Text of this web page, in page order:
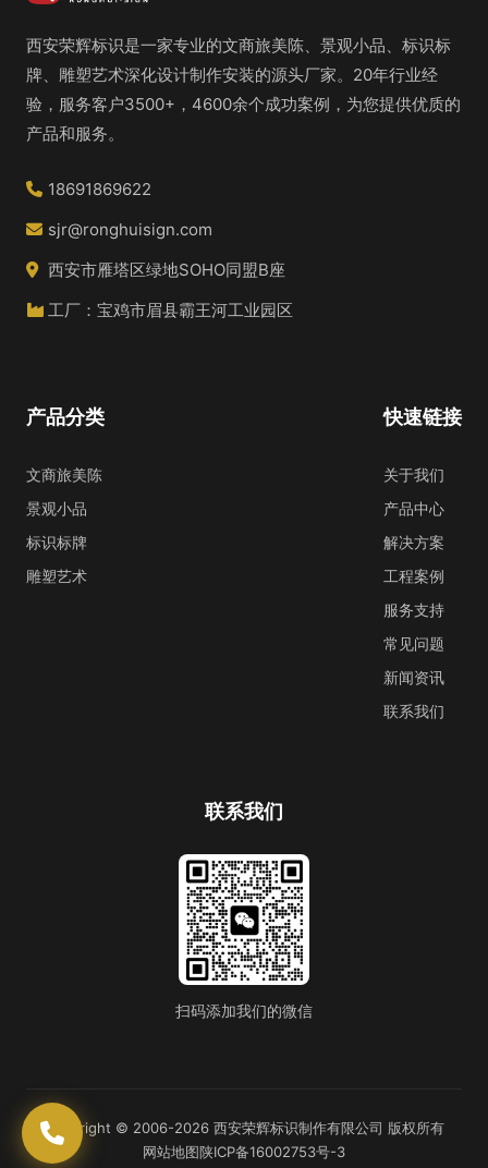
西安荣辉标识是一家专业的文商旅美陈、景观小品、标识标
牌、雕塑艺术深化设计制作安装的源头厂家。20年行业经
验，服务客户3500+，4600余个成功案例，为您提供优质的
产品和服务。
18691869622
sjr@ronghuisign.com
西安市雁塔区绿地SOHO同盟B座
工厂：宝鸡市眉县霸王河工业园区
快速链接
关于我们
产品中心
解决方案
工程案例
服务支持
常见问题
新闻资讯
联系我们
产品分类
文商旅美陈
景观小品
标识标牌
雕塑艺术
联系我们
扫码添加我们的微信
Copyright © 2006-2026 西安荣辉标识制作有限公司 版权所有
网站地图陕ICP备16002753号-3